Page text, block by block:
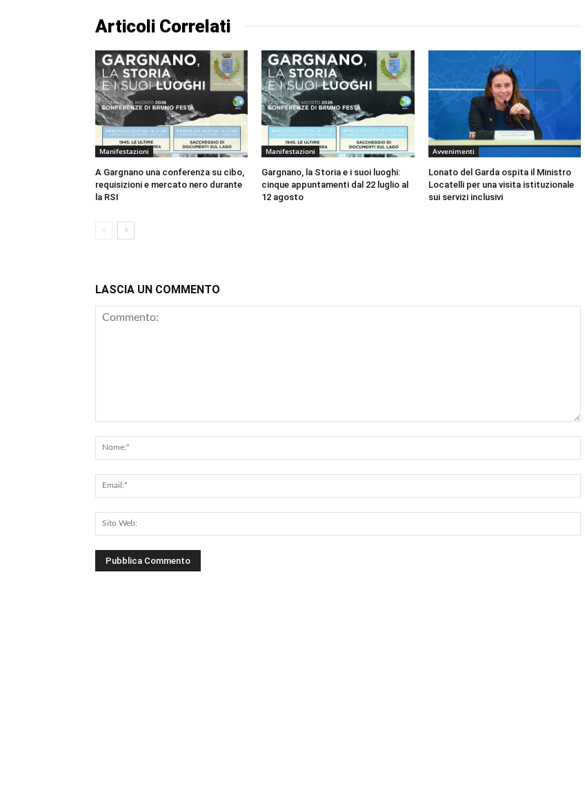
Articoli Correlati
Manifestazioni
A Gargnano una conferenza su cibo,
requisizioni e mercato nero durante
la RSI
Manifestazioni
Gargnano, la Storia e i suoi luoghi:
cinque appuntamenti dal 22 luglio al
12 agosto
Avvenimenti
Lonato del Garda ospita il Ministro
Locatelli per una visita istituzionale
sui servizi inclusivi
LASCIA UN COMMENTO